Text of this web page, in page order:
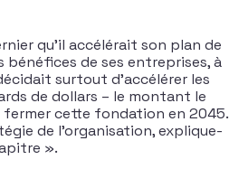
qu’il accélérait son plan de
de ses entreprises, à
surtout d’accélérer les
de dollars – le montant le
cette fondation en 2045.
de l’organisation, explique-
».